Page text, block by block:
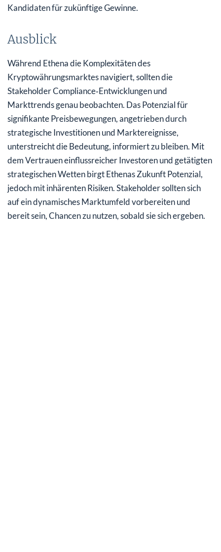
Kandidaten für zukünftige Gewinne.
Ausblick
Während Ethena die Komplexitäten des
Kryptowährungsmarktes navigiert, sollten die
Stakeholder Compliance‑Entwicklungen und
Markttrends genau beobachten. Das Potenzial für
signifikante Preisbewegungen, angetrieben durch
strategische Investitionen und Marktereignisse,
unterstreicht die Bedeutung, informiert zu bleiben. Mit
dem Vertrauen einflussreicher Investoren und getätigten
strategischen Wetten birgt Ethenas Zukunft Potenzial,
jedoch mit inhärenten Risiken. Stakeholder sollten sich
auf ein dynamisches Marktumfeld vorbereiten und
bereit sein, Chancen zu nutzen, sobald sie sich ergeben.